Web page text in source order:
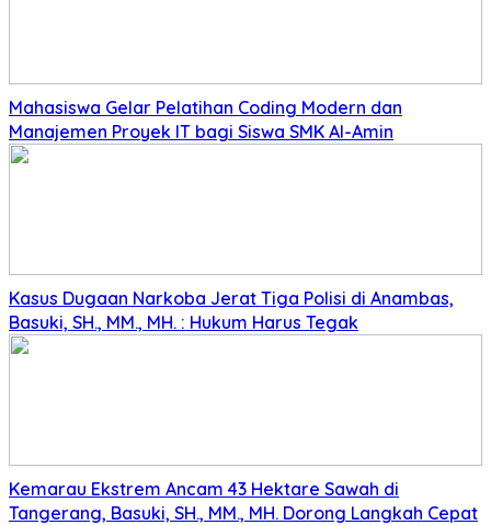
Mahasiswa Gelar Pelatihan Coding Modern dan
Manajemen Proyek IT bagi Siswa SMK Al-Amin
Kasus Dugaan Narkoba Jerat Tiga Polisi di Anambas,
Basuki, SH., MM., MH. : Hukum Harus Tegak
Kemarau Ekstrem Ancam 43 Hektare Sawah di
Tangerang, Basuki, SH., MM., MH. Dorong Langkah Cepat